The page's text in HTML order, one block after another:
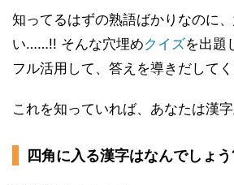
知ってるはずの熟語ばかりなのに
い……!! そんな穴埋めクイズを出題
フル活用して、答えを導きだして
これを知っていれば、あなたは漢
四角に入る漢字はなんでしょ